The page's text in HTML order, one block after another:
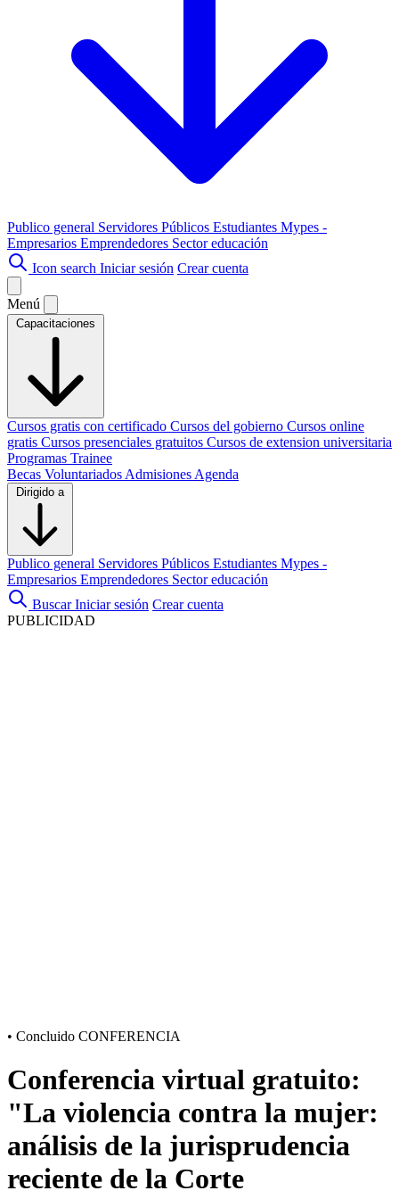
Publico general Servidores Públicos Estudiantes Mypes -
Empresarios Emprendedores Sector educación
Icon search Iniciar sesión Crear cuenta
Menú
Capacitaciones
Cursos gratis con certificado Cursos del gobierno Cursos online
gratis Cursos presenciales gratuitos Cursos de extension universitaria
Programas Trainee
Becas Voluntariados Admisiones Agenda
Dirigido a
Publico general Servidores Públicos Estudiantes Mypes -
Empresarios Emprendedores Sector educación
Buscar Iniciar sesión Crear cuenta
PUBLICIDAD
• Concluido CONFERENCIA
Conferencia virtual gratuito:
"La violencia contra la mujer:
análisis de la jurisprudencia
reciente de la Corte